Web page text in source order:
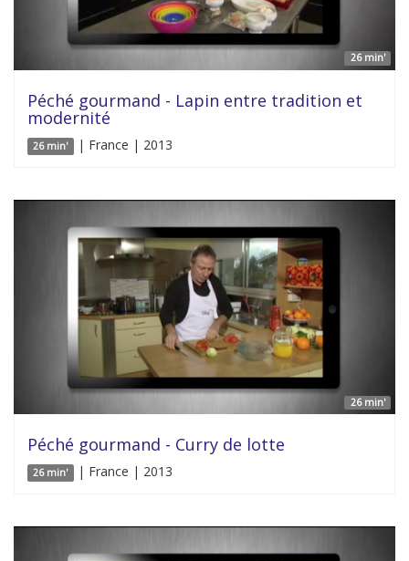
26 min'
Péché gourmand - Lapin entre tradition et
modernité
26 min' | France | 2013
26 min'
Péché gourmand - Curry de lotte
26 min' | France | 2013